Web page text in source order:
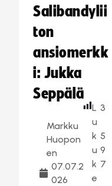
Salibandylii
ton
ansiomerkk
i: Jukka
Seppälä
Markku
Huopon
en
07.07.2
026
L
u
k
u
k
e
3
5
9
7